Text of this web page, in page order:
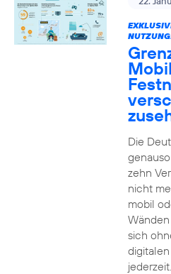
Die
zehn
nicht
mobil
sich